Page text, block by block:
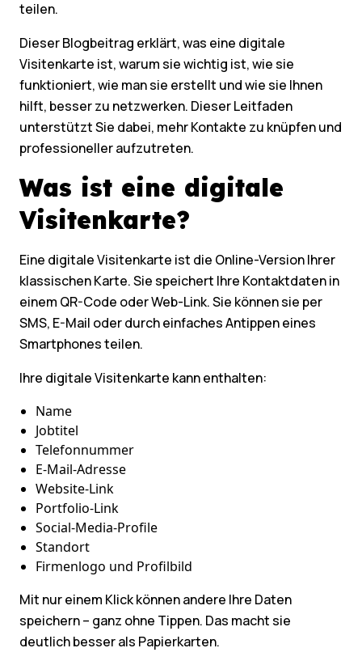
teilen.
Dieser Blogbeitrag erklärt, was eine digitale
Visitenkarte ist, warum sie wichtig ist, wie sie
funktioniert, wie man sie erstellt und wie sie Ihnen
hilft, besser zu netzwerken. Dieser Leitfaden
unterstützt Sie dabei, mehr Kontakte zu knüpfen und
professioneller aufzutreten.
Was ist eine digitale
Visitenkarte?
Eine digitale Visitenkarte ist die Online-Version Ihrer
klassischen Karte. Sie speichert Ihre Kontaktdaten in
einem QR-Code oder Web-Link. Sie können sie per
SMS, E-Mail oder durch einfaches Antippen eines
Smartphones teilen.
Ihre digitale Visitenkarte kann enthalten:
Name
Jobtitel
Telefonnummer
E-Mail-Adresse
Website-Link
Portfolio-Link
Social-Media-Profile
Standort
Firmenlogo und Profilbild
Mit nur einem Klick können andere Ihre Daten
speichern – ganz ohne Tippen. Das macht sie
deutlich besser als Papierkarten.